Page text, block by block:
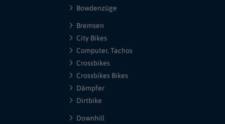
Bowdenzüge
Bremsen
City Bikes
Computer, Tachos
Crossbikes
Crossbikes Bikes
Dämpfer
Dirtbike
Downhill